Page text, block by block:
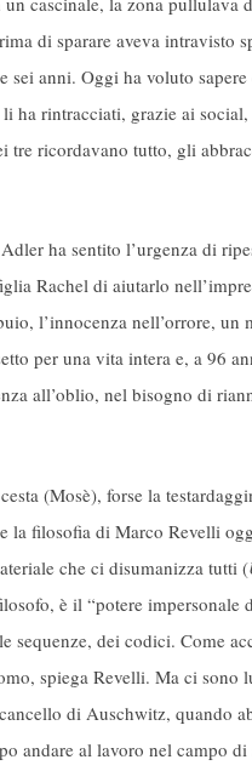
di sparare aveva intravisto
anni. Oggi ha voluto sapere
ha rintracciati, grazie ai
tre ricordavano tutto, gli
ha sentito l’urgenza di
Rachel di aiutarlo
l’innocenza nell’orrore, un
per una vita intera e, a 96
all’oblio, nel bisogno di
(Mosè), forse la
la filosofia di Marco Revelli
che ci disumanizza tutti (
è il “potere impersonale
sequenze, dei codici. Come
spiega Revelli. Ma ci sono
di Auschwitz, quando
andare al lavoro nel campo